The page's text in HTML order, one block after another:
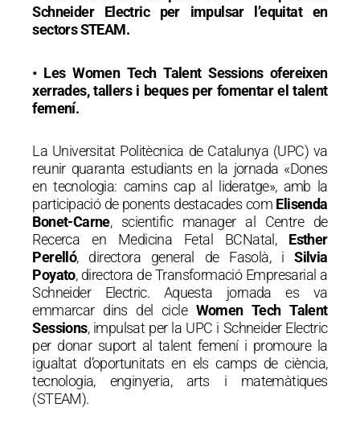
Schneider Electric per impulsar l’equitat en
sectors STEAM.
• Les Women Tech Talent Sessions ofereixen
xerrades, tallers i beques per fomentar el talent
femení.
La Universitat Politècnica de Catalunya (UPC) va
reunir quaranta estudiants en la jornada «Dones
en tecnologia: camins cap al lideratge», amb la
participació de ponents destacades com Elisenda
Bonet-Carne, scientific manager al Centre de
Recerca en Medicina Fetal BCNatal, Esther
Perelló, directora general de Fasolà, iSilvia
Poyato, directora de Transformació Empresarial a
Schneider Electric. Aquesta jornada es va
emmarcar dins del cicle Women Tech Talent
Sessions, impulsat per la UPC i Schneider Electric
per donar suport al talent femení i promoure la
igualtat d’oportunitats en els camps de ciència,
tecnologia, enginyeria, arts i matemàtiques
(STEAM).